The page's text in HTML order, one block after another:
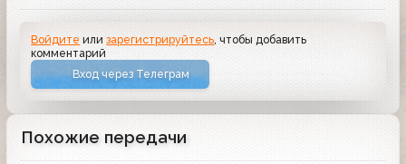
Войдите илизарегистрируйтесь, чтобы добавить
комментарий
Вход через Телеграм
Похожие передачи